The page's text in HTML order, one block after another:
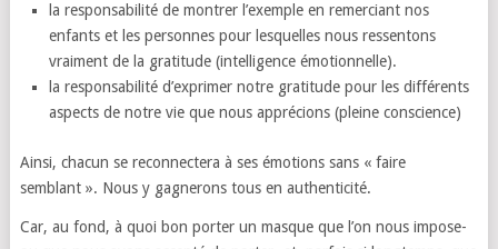
la responsabilité de montrer l’exemple en remerciant nos
enfants et les personnes pour lesquelles nous ressentons
vraiment de la gratitude (intelligence émotionnelle).
la responsabilité d’exprimer notre gratitude pour les différents
aspects de notre vie que nous apprécions (pleine conscience)
Ainsi, chacun se reconnectera à ses émotions sans « faire
semblant ». Nous y gagnerons tous en authenticité.
Car, au fond, à quoi bon porter un masque que l’on nous impose-